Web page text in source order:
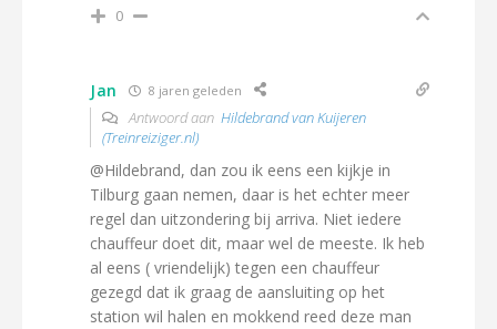
0
Jan 8 jaren geleden
Antwoord aan Hildebrand van Kuijeren
(Treinreiziger.nl)
@Hildebrand, dan zou ik eens een kijkje in
Tilburg gaan nemen, daar is het echter meer
regel dan uitzondering bij arriva. Niet iedere
chauffeur doet dit, maar wel de meeste. Ik heb
al eens ( vriendelijk) tegen een chauffeur
gezegd dat ik graag de aansluiting op het
station wil halen en mokkend reed deze man